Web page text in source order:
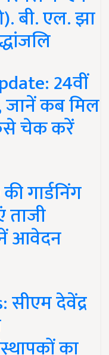
बी. एल. झा
24वीं
जानें कब मिल
चेक करें
गार्डनिंग
ताजी
आवेदन
देवेंद्र